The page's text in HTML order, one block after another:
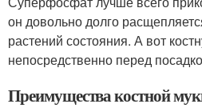
он довольно долго
растений состояния. А вот
непосредственно перед
Преимущества костной